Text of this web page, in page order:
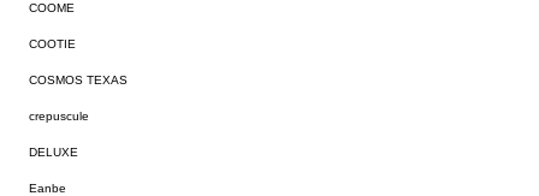
COOME
COOTIE
COSMOS TEXAS
crepuscule
DELUXE
Eanbe